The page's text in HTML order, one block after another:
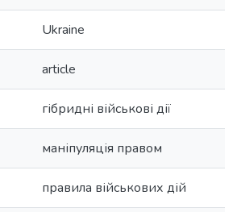
Ukraine
article
гібридні військові дії
маніпуляція правом
правила військових дій